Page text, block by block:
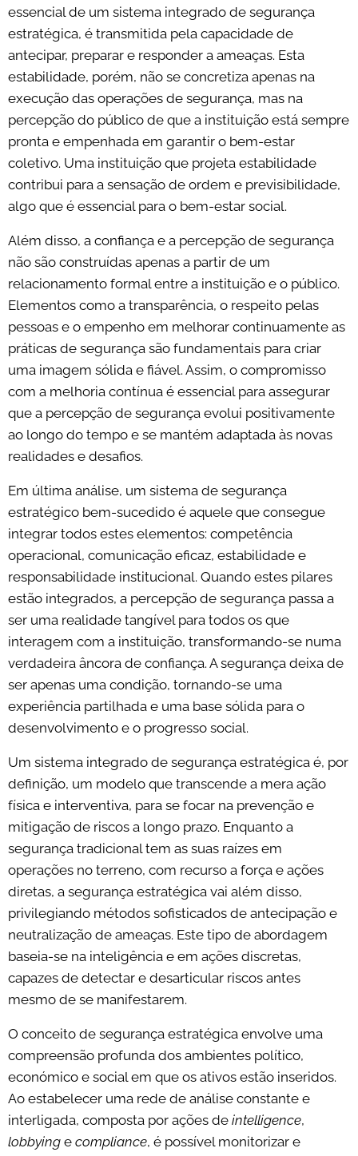
essencial de um sistema integrado de segurança
estratégica, é transmitida pela capacidade de
antecipar, preparar e responder a ameaças. Esta
estabilidade, porém, não se concretiza apenas na
execução das operações de segurança, mas na
percepção do público de que a instituição está sempre
pronta e empenhada em garantir o bem-estar
coletivo. Uma instituição que projeta estabilidade
contribui para a sensação de ordem e previsibilidade,
algo que é essencial para o bem-estar social.
Além disso, a confiança e a percepção de segurança
não são construídas apenas a partir de um
relacionamento formal entre a instituição e o público.
Elementos como a transparência, o respeito pelas
pessoas e o empenho em melhorar continuamente as
práticas de segurança são fundamentais para criar
uma imagem sólida e fiável. Assim, o compromisso
com a melhoria contínua é essencial para assegurar
que a percepção de segurança evolui positivamente
ao longo do tempo e se mantém adaptada às novas
realidades e desafios.
Em última análise, um sistema de segurança
estratégico bem-sucedido é aquele que consegue
integrar todos estes elementos: competência
operacional, comunicação eficaz, estabilidade e
responsabilidade institucional. Quando estes pilares
estão integrados, a percepção de segurança passa a
ser uma realidade tangível para todos os que
interagem com a instituição, transformando-se numa
verdadeira âncora de confiança. A segurança deixa de
ser apenas uma condição, tornando-se uma
experiência partilhada e uma base sólida para o
desenvolvimento e o progresso social.
Um sistema integrado de segurança estratégica é, por
definição, um modelo que transcende a mera ação
física e interventiva, para se focar na prevenção e
mitigação de riscos a longo prazo. Enquanto a
segurança tradicional tem as suas raízes em
operações no terreno, com recurso a força e ações
diretas, a segurança estratégica vai além disso,
privilegiando métodos sofisticados de antecipação e
neutralização de ameaças. Este tipo de abordagem
baseia-se na inteligência e em ações discretas,
capazes de detectar e desarticular riscos antes
mesmo de se manifestarem.
O conceito de segurança estratégica envolve uma
compreensão profunda dos ambientes político,
económico e social em que os ativos estão inseridos.
Ao estabelecer uma rede de análise constante e
interligada, composta por ações de intelligence,
lobbying e compliance, é possível monitorizar e